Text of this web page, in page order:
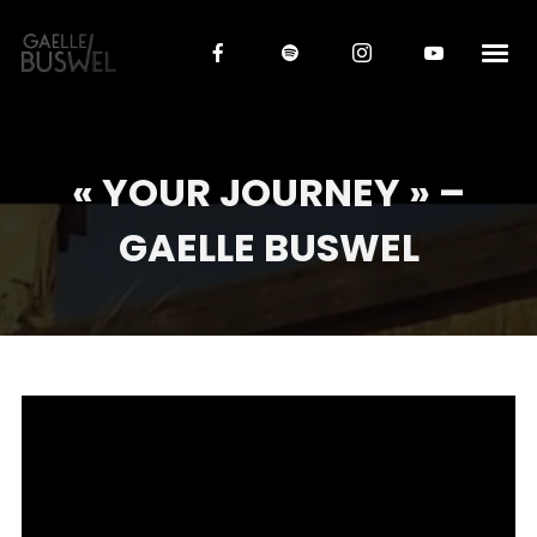
« YOUR JOURNEY » –
GAELLE BUSWEL